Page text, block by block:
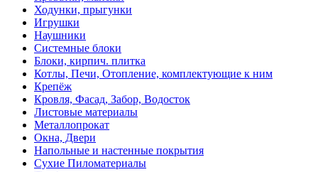
Ходунки, прыгунки
Игрушки
Наушники
Системные блоки
Блоки, кирпич. плитка
Котлы, Печи, Отопление, комплектующие к ним
Крепёж
Кровля, Фасад, Забор, Водосток
Листовые материалы
Металлопрокат
Окна, Двери
Напольные и настенные покрытия
Сухие Пиломатериалы